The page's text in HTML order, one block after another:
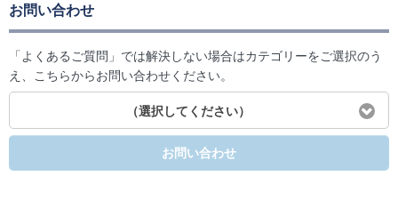
お問い合わせ
「よくあるご質問」では解決しない場合はカテゴリーをご選択のう
え、こちらからお問い合わせください。
（選択してください）
お問い合わせ